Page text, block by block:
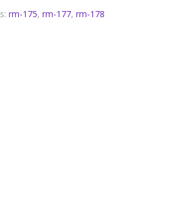
rm-175, rm-177, rm-178